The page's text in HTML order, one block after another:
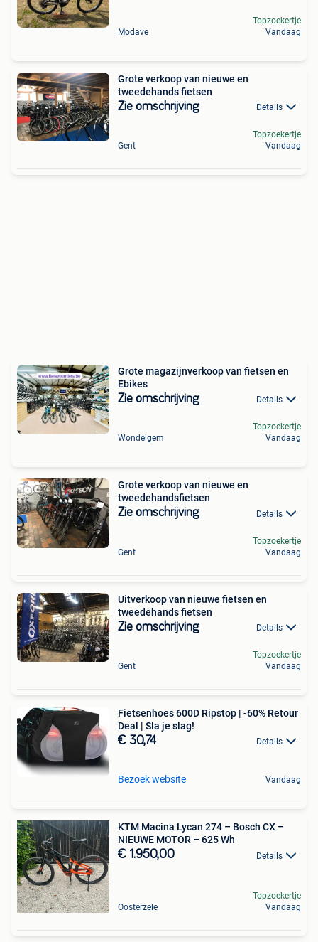
Modave
Topzoekertje
Vandaag
Grote verkoop van nieuwe en
tweedehands fietsen
Zie omschrijving Details
Gent
Topzoekertje
Vandaag
Grote magazijnverkoop van fietsen en
Ebikes
Zie omschrijving Details
Wondelgem
Topzoekertje
Vandaag
Grote verkoop van nieuwe en
tweedehandsfietsen
Zie omschrijving Details
Gent
Topzoekertje
Vandaag
Uitverkoop van nieuwe fietsen en
tweedehands fietsen
Zie omschrijving Details
Gent
Topzoekertje
Vandaag
Fietsenhoes 600D Ripstop | -60% Retour
Deal | Sla je slag!
€ 30,74 Details
Bezoek website Vandaag
KTM Macina Lycan 274 – Bosch CX –
NIEUWE MOTOR – 625 Wh
€ 1.950,00 Details
Oosterzele
Topzoekertje
Vandaag